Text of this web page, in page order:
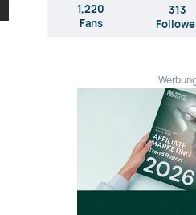
1,220
Fans
313